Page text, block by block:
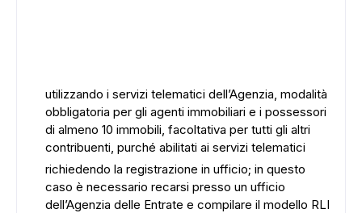
utilizzando i servizi telematici dell’Agenzia, modalità
obbligatoria per gli agenti immobiliari e i possessori
di almeno 10 immobili, facoltativa per tutti gli altri
contribuenti, purché abilitati ai servizi telematici
richiedendo la registrazione in ufficio; in questo
caso è necessario recarsi presso un ufficio
dell’Agenzia delle Entrate e compilare il modello RLI